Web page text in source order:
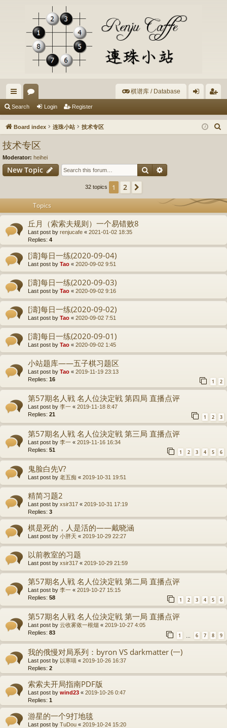
ui
ck
or
u
s
棋谱库 / Database
in ist
Search Login Register
Board index 连珠小站 技术专区
技术专区
Moderator: heihei
New Topic Search
32 topics 1 2
Topics
丘月（索索夫规则）一个易错败8
Last post by renjucafe « 2021-01-02 18:35
Replies: 4
[濤]每日一练(2020-09-04)
Last post by Tao « 2020-09-02 9:51
[濤]每日一练(2020-09-03)
Last post by Tao « 2020-09-02 9:16
[濤]每日一练(2020-09-02)
Last post by Tao « 2020-09-02 7:51
[濤]每日一练(2020-09-01)
Last post by Tao « 2020-09-02 1:45
小站题库——五子棋习题区
Last post by Tao « 2019-11-19 23:13
Replies: 16 1 2
第57期名人戦 名人位決定戦 第四局 直播点评
Last post by 李一 « 2019-11-18 8:47
Replies: 21 1 2 3
第57期名人戦 名人位決定戦 第三局 直播点评
Last post by 李一 « 2019-11-16 16:34
Replies: 51 1 2 3 4 5 6
鬼脸白先V?
Last post by 老五痴 « 2019-10-31 19:51
精简习题2
Last post by xsir317 « 2019-10-31 17:19
Replies: 3
棋是死的，人是活的——戴晓涵
Last post by 小胖天 « 2019-10-29 22:27
以前教室的习题
Last post by xsir317 « 2019-10-29 21:59
第57期名人戦 名人位決定戦 第二局 直播点评
Last post by 李一 « 2019-10-27 15:15
Replies: 58 1 2 3 4 5 6
第57期名人戦 名人位決定戦 第一局 直播点评
Last post by 云收雾敛一根烟 « 2019-10-27 4:05
Replies: 83 1 6 7 8 9
我的俄慢对局系列：byron VS darkmatter (一)
Last post by 以寒喵 « 2019-10-26 16:37
Replies: 2
索索夫开局指南PDF版
Last post by wind23 « 2019-10-26 0:47
Replies: 1
游星的一个9打地毯
Last post by TuDou « 2019-10-24 15:20